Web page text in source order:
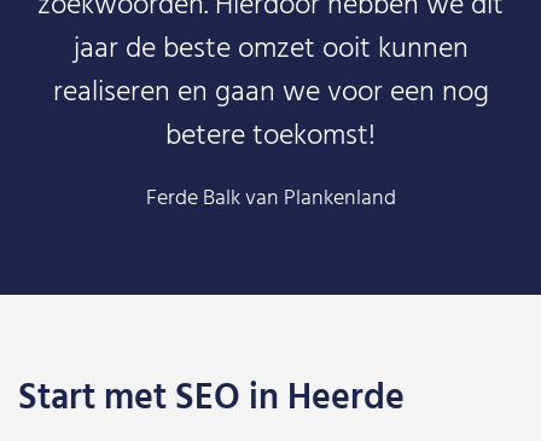
jaar de beste omzet ooit kunnen
realiseren en gaan we voor een nog
betere toekomst!
Ferde Balk van Plankenland
Start met SEO in Heerde